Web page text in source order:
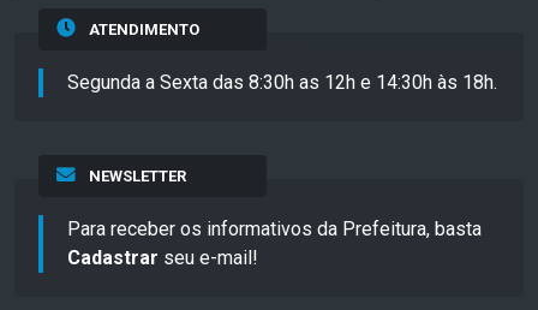
ATENDIMENTO
Segunda a Sexta das 8:30h as 12h e 14:30h às 18h.
NEWSLETTER
Para receber os informativos da Prefeitura, basta
Cadastrar seu e-mail!